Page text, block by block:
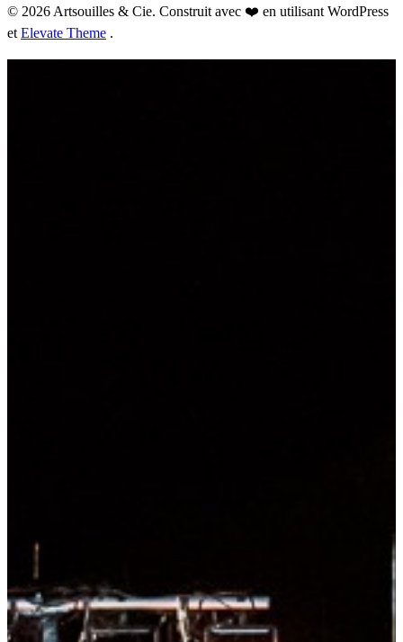
© 2026 Artsouilles & Cie. Construit avec ❤️ en utilisant WordPress
et Elevate Theme .